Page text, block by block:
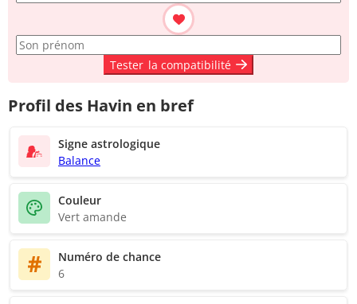
Tester la compatibilité
Profil des Havin en bref
Signe astrologique
Balance
Couleur
Vert amande
Numéro de chance
6